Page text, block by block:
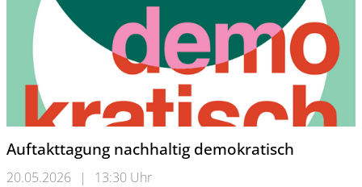
Auftakttagung nachhaltig demokratisch
20.05.2026 |
13:30 Uhr